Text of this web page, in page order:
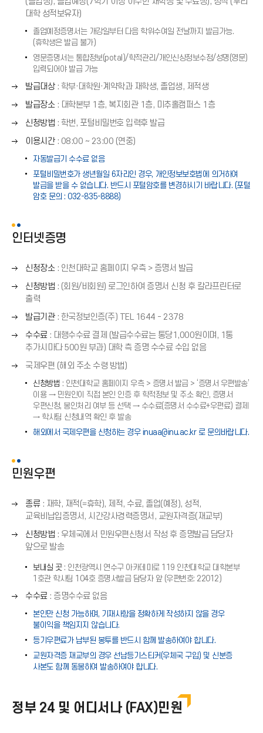
표
(
→
화
대학 성적보유자)
졸업예정증명서는 개강일부터 다음 학위수여일 전날까지 발급가능.
(휴학생은 발급 불가)
영문증명서는 통합정보(potal)/학적관리/개인신상정보수정/성명(영문)
입력되어야 발급 가능
오
른
쪽
화
살
표
(
→
발급대상: 학부·대학원·계약학과 재학생, 졸업생, 제적생
오
른
쪽
화
발급장소: 대학본부 1층, 복지회관 1층, 미추홀캠퍼스 1층
오
른
쪽
화
살
신청방법 : 학번, 포털비밀번호 입력후 발급
오
화
)
이용시간: 08:00 ∼ 23:00 (연중)
자동발급기 수수료 없음
포털비밀번호가 생년월일 6자리인 경우, 개인정보보호법에 의거하여
발급을 받을 수 없습니다. 반드시 포털암호를 변경하시기 바랍니다. (포털
암호 문의 : 032-835-8888)
인터넷증명
오
른
쪽
화
살
표
(
→
)
신청장소: 인천대학교 홈페이지 우측 > 증명서 발급
오
른
쪽
화
살
표
(
→
)
신청방법 : (회원/비회원) 로그인하여 증명서 신청 후 칼라프린터로
출력
오
른
쪽
화
살
발급기관: 한국정보인증(주) TEL 1644 - 2378
오
른
쪽
화
살
)
수수료: 대행수수료 결제 (발급수수료는 통당1,000원이며, 1통
추가시마다 500원 부과) 대학 측 증명 수수료 수입 없음
오
국제우편 (해외 주소 수령 방법)
신청방법 : 인천대학교 홈페이지 우측 > 증명서 발급 > ‘증명서 우편발송’
이용 → 민원인이 직접 본인 인증 후 학적정보 및 주소 확인, 증명서
우편신청, 봉인처리 여부 등 선택 → 수수료(증명서 수수료+우편료) 결제
→ 학사팀 신청내역 확인 후 발송
해외에서 국제우편을 신청하는 경우 inuaa@inu.ac.kr 로 문의바랍니다.
민원우편
오
른
쪽
화
살
표
→
종류: 재학, 재적(=휴학), 제적, 수료, 졸업(예정), 성적,
교육비납입증명서, 시간강사경력증명서, 교원자격증(재교부)
오
른
화
표
신청방법 : 우체국에서 민원우편신청서 작성 후 증명발급 담당자
앞으로 발송
보내실 곳: 인천광역시 연수구 아카데미로 119 인천대학교 대학본부
1호관 학사팀 104호 증명서발급 담당자 앞 (우편번호: 22012)
오
표
수수료: 증명수수료 없음
본인만 신청 가능하며, 기재사항을 정확하게 작성하지 않을 경우
불이익을 책임지지 않습니다.
등기우편료가 납부된 봉투를 반드시 함께 발송하여야 합니다.
교원자격증 재교부의 경우 선납등기스티커(우체국 구입) 및 신분증
사본도 함께 동봉하여 발송하여야 합니다.
정부 24 및 어디서나 (FAX)민원